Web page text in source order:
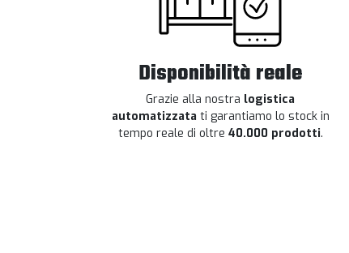
Disponibilità reale
Grazie alla nostra logistica
automatizzata ti garantiamo lo stock in
tempo reale di oltre 40.000 prodotti.